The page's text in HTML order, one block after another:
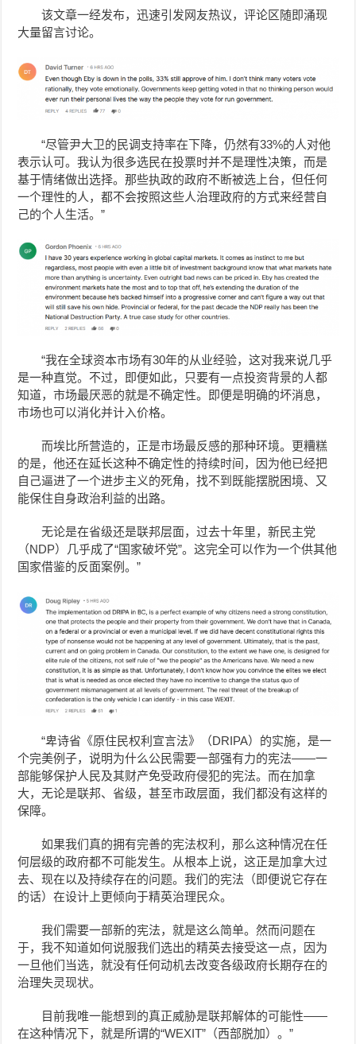
该文章一经发布，迅速引发网友热议，评论区随即涌现
大量留言讨论。
“尽管尹大卫的民调支持率在下降，仍然有33%的人对他
表示认可。我认为很多选民在投票时并不是理性决策，而是
基于情绪做出选择。那些执政的政府不断被选上台，但任何
一个理性的人，都不会按照这些人治理政府的方式来经营自
己的个人生活。”
“我在全球资本市场有30年的从业经验，这对我来说几乎
是一种直觉。不过，即便如此，只要有一点投资背景的人都
知道，市场最厌恶的就是不确定性。即便是明确的坏消息，
市场也可以消化并计入价格。
而埃比所营造的，正是市场最反感的那种环境。更糟糕
的是，他还在延长这种不确定性的持续时间，因为他已经把
自己逼进了一个进步主义的死角，找不到既能摆脱困境、又
能保住自身政治利益的出路。
无论是在省级还是联邦层面，过去十年里，新民主党
（NDP）几乎成了“国家破坏党”。这完全可以作为一个供其他
国家借鉴的反面案例。”
“卑诗省《原住民权利宣言法》（DRIPA）的实施，是一
个完美例子，说明为什么公民需要一部强有力的宪法——一
部能够保护人民及其财产免受政府侵犯的宪法。而在加拿
大，无论是联邦、省级，甚至市政层面，我们都没有这样的
保障。
如果我们真的拥有完善的宪法权利，那么这种情况在任
何层级的政府都不可能发生。从根本上说，这正是加拿大过
去、现在以及持续存在的问题。我们的宪法（即便说它存在
的话）在设计上更倾向于精英治理民众。
我们需要一部新的宪法，就是这么简单。然而问题在
于，我不知道如何说服我们选出的精英去接受这一点，因为
一旦他们当选，就没有任何动机去改变各级政府长期存在的
治理失灵现状。
目前我唯一能想到的真正威胁是联邦解体的可能性——
在这种情况下，就是所谓的“WEXIT”（西部脱加）。”